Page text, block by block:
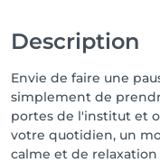
Description
Envie de faire une
simplement de
portes de l'institut et
votre quotidien, un
calme et de relaxation